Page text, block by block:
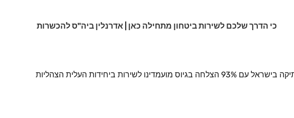
כי הדרך שלכם לשירות ביטחון מתחילה כאן | אדרנלין ביה"ס להכשרות
ביחידות העלית הצהליות